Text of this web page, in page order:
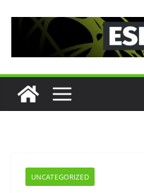
UNCATEGORIZED